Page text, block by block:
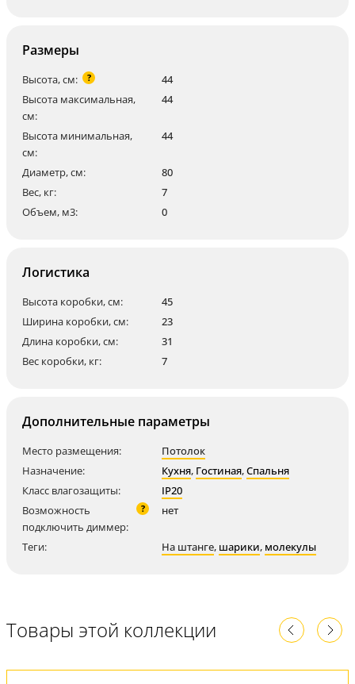
Размеры
Высота, см: ?
44
Высота максимальная,
см:
44
Высота минимальная,
см:
44
Диаметр, см:
80
Вес, кг:
7
Объем, м3:
0
Логистика
Высота коробки, см:
45
Ширина коробки, см:
23
Длина коробки, см:
31
Вес коробки, кг:
7
Дополнительные параметры
Место размещения:
Потолок
Назначение:
Кухня, Гостиная,Спальня
Класс влагозащиты:
IP20
Возможность
подключить диммер:
? нет
Теги: На штанге, шарики, молекулы
Товары этой коллекции